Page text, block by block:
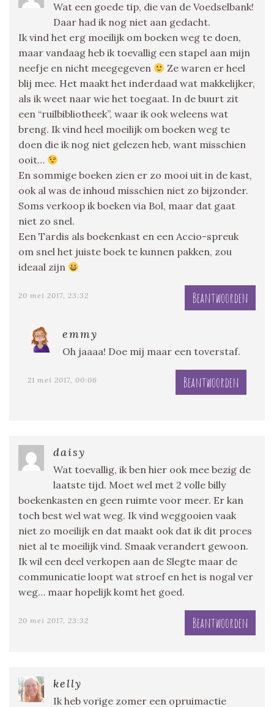
Wat een goede tip, die van de Voedselbank!
Daar had ik nog niet aan gedacht.
Ik vind het erg moeilijk om boeken weg te doen,
maar vandaag heb ik toevallig een stapel aan mijn
neefje en nicht meegegeven
Ze waren er heel
blij mee. Het maakt het inderdaad wat makkelijker,
als ik weet naar wie het toegaat. In de buurt zit
een “ruilbibliotheek”, waar ik ook weleens wat
breng. Ik vind heel moeilijk om boeken weg te
doen die ik nog niet gelezen heb, want misschien
ooit…
En sommige boeken zien er zo mooi uit in de kast,
ook al was de inhoud misschien niet zo bijzonder.
Soms verkoop ik boeken via Bol, maar dat gaat
niet zo snel.
Een Tardis als boekenkast en een Accio-spreuk
om snel het juiste boek te kunnen pakken, zou
ideaal zijn
20 mei 2017, 23:32 Beantwoorden
emmy
Oh jaaaa! Doe mij maar een toverstaf.
21 mei 2017, 00:06 Beantwoorden
daisy
Wat toevallig, ik ben hier ook mee bezig de
laatste tijd. Moet wel met 2 volle billy
boekenkasten en geen ruimte voor meer. Er kan
toch best wel wat weg. Ik vind weggooien vaak
niet zo moeilijk en dat maakt ook dat ik dit proces
niet al te moeilijk vind. Smaak verandert gewoon.
Ik wil een deel verkopen aan de Slegte maar de
communicatie loopt wat stroef en het is nogal ver
weg… maar hopelijk komt het goed.
20 mei 2017, 23:32 Beantwoorden
kelly
Ik heb vorige zomer een opruimactie